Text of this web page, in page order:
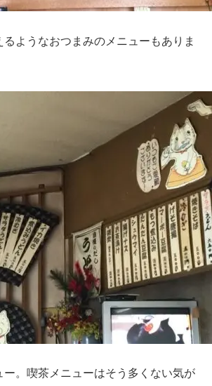
るようなおつまみのメニューもありま
ー。喫茶メニューはそう多くない気が